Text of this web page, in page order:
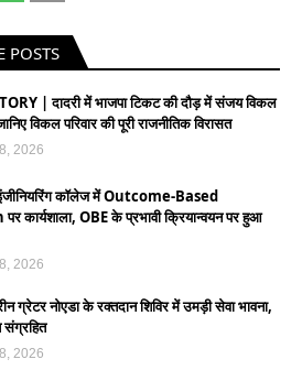
POSTS
| दादरी में भाजपा टिकट की दौड़ में संजय विकल
विकल परिवार की पूरी राजनीतिक विरासत
2026
कॉलेज में Outcome-Based
कार्यशाला, OBE के प्रभावी क्रियान्वयन पर हुआ
2026
ग्रेटर नोएडा के रक्तदान शिविर में उमड़ी सेवा भावना,
संग्रहित
2026